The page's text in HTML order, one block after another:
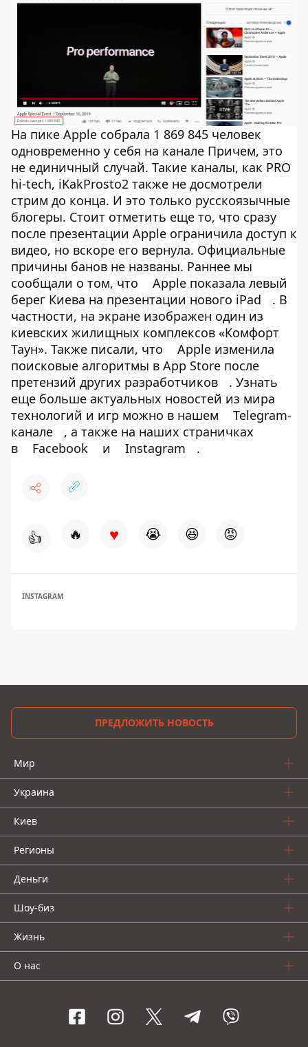
На пике Apple собрала 1 869 845 человек
одновременно у себя на канале Причем, это
не единичный случай. Такие каналы, как PRO
hi-tech, iKakProsto2 также не досмотрели
стрим до конца. И это только русскоязычные
блогеры. Стоит отметить еще то, что сразу
после презентации Apple ограничила доступ к
видео, но вскоре его вернула. Официальные
причины банов не названы. Раннее мы
сообщали о том, что
Apple показала левый
берег Киева на презентации нового iPad
. В
частности, на экране изображен один из
киевских жилищных комплексов «Комфорт
Таун». Также писали, что
Apple изменила
поисковые алгоритмы в App Store после
претензий других разработчиков
. Узнать
еще больше актуальных новостей из мира
технологий и игр можно в нашем
Telegram-
канале
, а также на наших страничках
в
Facebook и Instagram .
👍 🔥 ♥ 😭 😆 😡
INSTAGRAM
ПРЕДЛОЖИТЬ НОВОСТЬ
Мир
Украина
Киев
Регионы
Деньги
Шоу-биз
Жизнь
О нас